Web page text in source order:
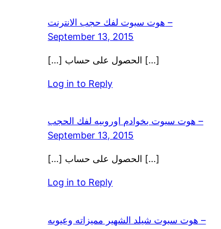
هوت سبوت لفك حجب الانترنت –
September 13, 2015
[…] الحصول على حساب […]
Log in to Reply
هوت سبوت بخوادم اوروبيه لفك الحجب –
September 13, 2015
[…] الحصول على حساب […]
Log in to Reply
هوت سبوت شيلد الشهير مميزاته وعيوبه –